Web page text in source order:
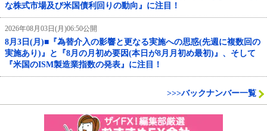
な株式市場及び米国債利回りの動向』に注目！
2026年08月03日(月)06:50公開
8月3日(月)■『為替介入の影響と更なる実施への思惑(先週に複数回の
実施あり)』と『8月の月初め要因(本日が8月月初め最初)』、そして
『米国のISM製造業指数の発表』に注目！
>>>バックナンバー一覧